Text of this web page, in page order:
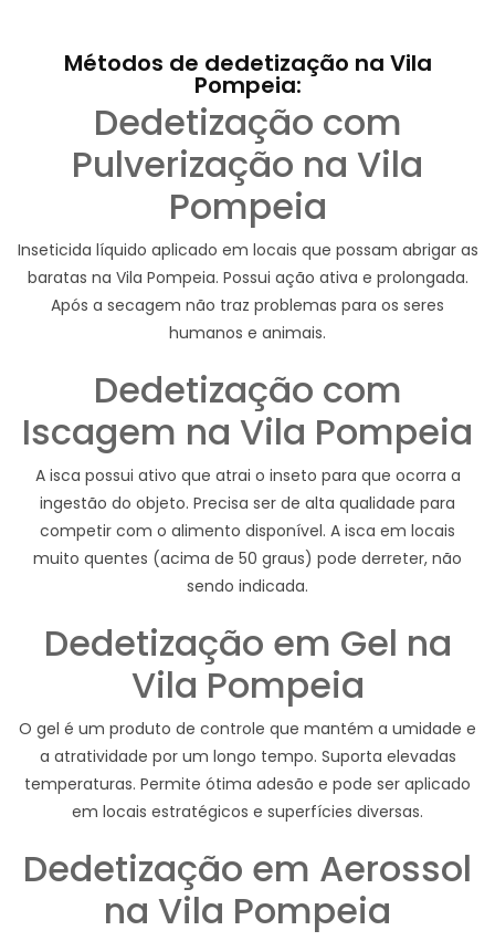
Métodos de dedetização na Vila
Pompeia:
Dedetização com
Pulverização na Vila
Pompeia
Inseticida líquido aplicado em locais que possam abrigar as
baratas na Vila Pompeia. Possui ação ativa e prolongada.
Após a secagem não traz problemas para os seres
humanos e animais.
Dedetização com
Iscagem na Vila Pompeia
A isca possui ativo que atrai o inseto para que ocorra a
ingestão do objeto. Precisa ser de alta qualidade para
competir com o alimento disponível. A isca em locais
muito quentes (acima de 50 graus) pode derreter, não
sendo indicada.
Dedetização em Gel na
Vila Pompeia
O gel é um produto de controle que mantém a umidade e
a atratividade por um longo tempo. Suporta elevadas
temperaturas. Permite ótima adesão e pode ser aplicado
em locais estratégicos e superfícies diversas.
Dedetização em Aerossol
na Vila Pompeia